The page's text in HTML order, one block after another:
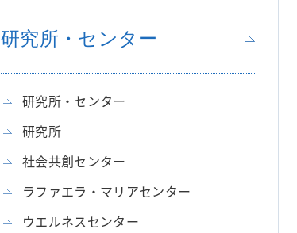
研究所・センター
研究所・センター
研究所
社会共創センター
ラファエラ・マリアセンター
ウエルネスセンター